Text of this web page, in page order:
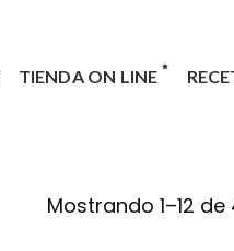
TIENDA ON LINE
Mostrando 1–12